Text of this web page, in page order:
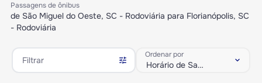
Passagens de ônibus
de São Miguel do Oeste, SC - Rodoviária para Florianópolis, SC
- Rodoviária
Filtrar tune Ordenar por
Horário de Saída keyboard_arrow_down